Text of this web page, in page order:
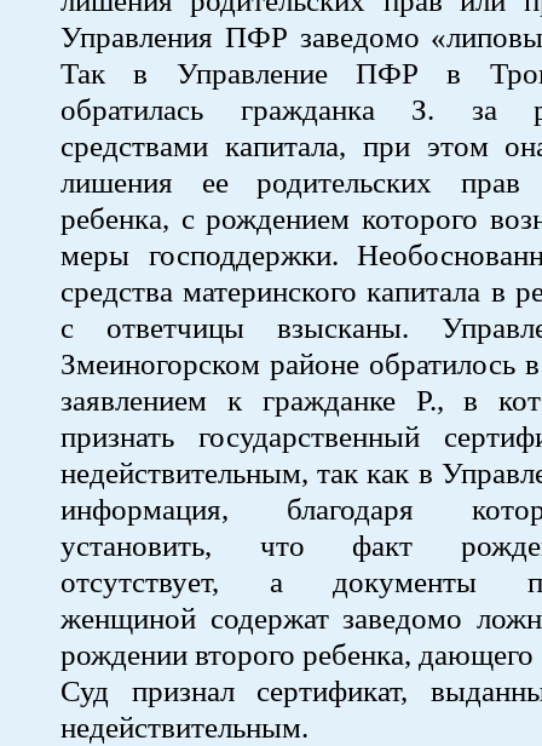
Управления ПФР заведомо
Так в Управление ПФР в
обратилась гражданка З. за
средствами капитала, при этом
лишения ее родительских
ребенка, с рождением которого
меры господдержки.
средства материнского капитала в
с ответчицы взысканы.
Змеиногорском районе обратилось
заявлением к гражданке Р., в
признать государственный
недействительным, так как в
информация, благодаря
установить, что факт
отсутствует, а документы
женщиной содержат заведомо
рождении второго ребенка,
Суд признал сертификат,
недействительным.